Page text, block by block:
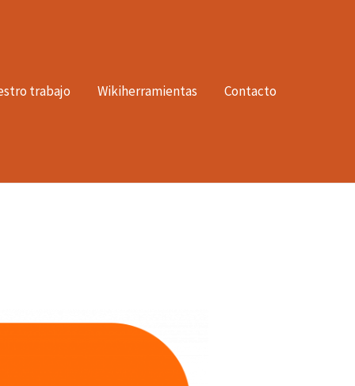
trabajo Wikiherramientas Contacto